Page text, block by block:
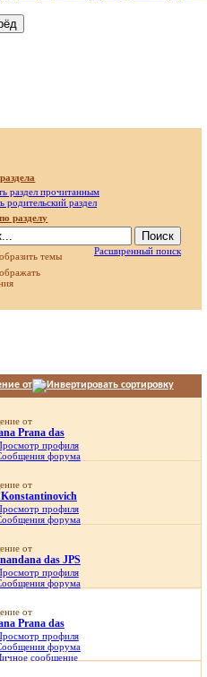
раздел прочитанным
родительский раздел
разделу
темы
Расширенный поиск
от
от
Prana das
профиля
форума
статей
09:38
от
профиля
форума
статей
17:52
от
das JPS
профиля
форума
статей
00:33
от
Prana das
профиля
форума
сообщение